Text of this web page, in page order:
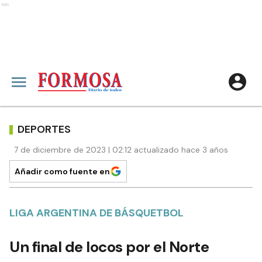
Ads
DEPORTES
7 de diciembre de 2023 | 02:12 actualizado hace 3 años
Añadir como fuente en
LIGA ARGENTINA DE BÁSQUETBOL
Un final de locos por el Norte